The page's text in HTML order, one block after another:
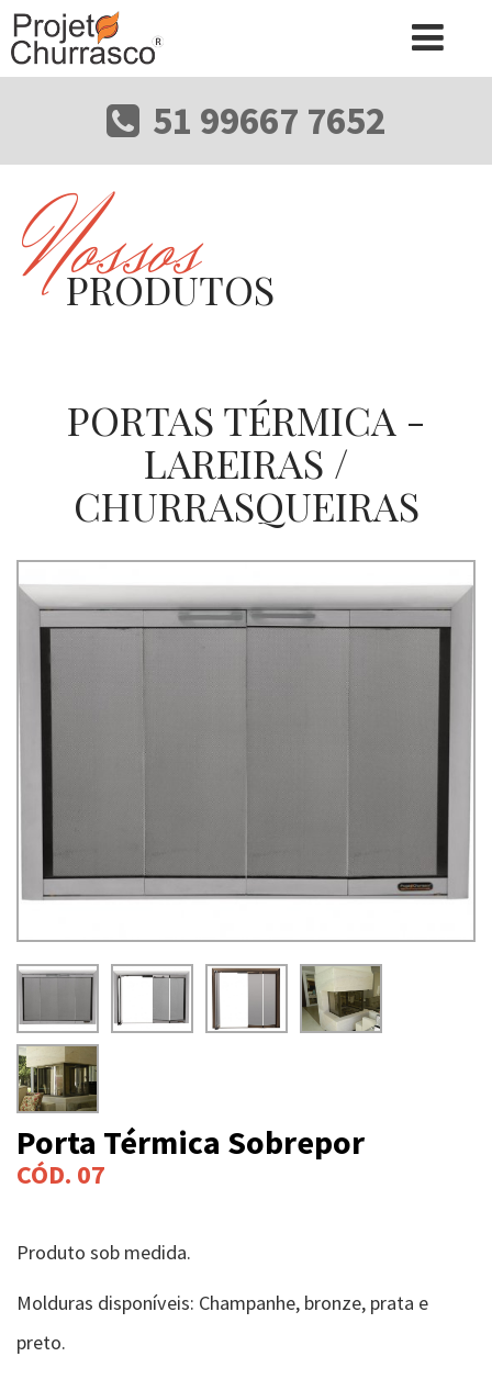
51 99667 7652
Nossos
PRODUTOS
PORTAS TÉRMICA -
LAREIRAS /
CHURRASQUEIRAS
Porta Térmica Sobrepor
CÓD. 07
Produto sob medida.
Molduras disponíveis: Champanhe, bronze, prata e
preto.